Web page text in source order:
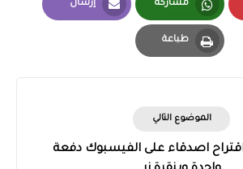
مشاركة
Whatsapp
إرسال
طباعة
الموضوع التالي
اصدقاء على الفيسبوك دفعة